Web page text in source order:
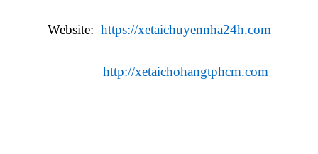
Website: https://xetaichuyennha24h.com
http://xetaichohangtphcm.com